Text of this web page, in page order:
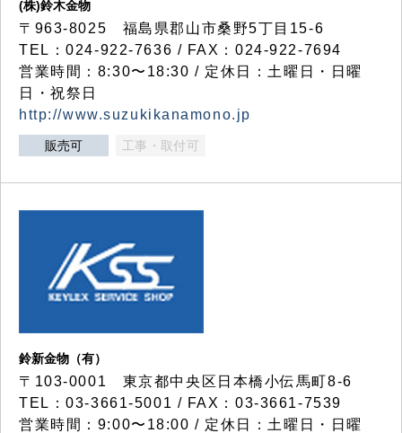
(株)鈴木金物
〒963-8025 福島県郡山市桑野5丁目15-6
TEL：024-922-7636 / FAX：024-922-7694
営業時間：8:30〜18:30 / 定休日：土曜日・日曜
日・祝祭日
http://www.suzukikanamono.jp
販売可 工事・取付可
鈴新金物（有）
〒103-0001 東京都中央区日本橋小伝馬町8-6
TEL：03-3661-5001 / FAX：03-3661-7539
営業時間：9:00〜18:00 / 定休日：土曜日・日曜